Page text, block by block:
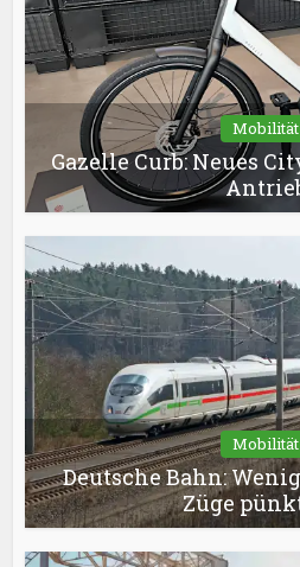
Mobilität
Gazelle Curb: Neues
Mobilität
Deutsche Bahn:
Züge